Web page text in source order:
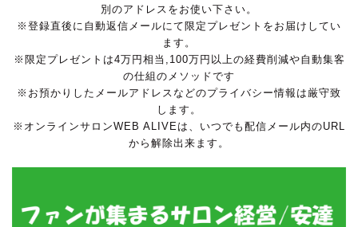
別のアドレスをお使い下さい。
※登録直後に自動返信メールにて限定プレゼントをお届けしてい
ます。
※限定プレゼントは4万円相当,100万円以上の経費削減や自動集客
の仕組のメソッドです
※お預かりしたメールアドレスなどのプライバシー情報は厳守致
します。
※オンラインサロンWEB ALIVEは、いつでも配信メール内のURL
から解除出来ます。